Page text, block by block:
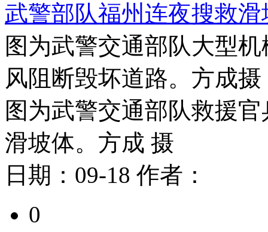
武警部队福州连夜搜救
图为武警交通部队大型
风阻断毁坏道路。方成摄
图为武警交通部队救援
滑坡体。方成 摄
日期： 09-18 作者：
0